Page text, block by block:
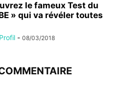
le fameux Test du
» qui va révéler toutes
- 08/03/2018